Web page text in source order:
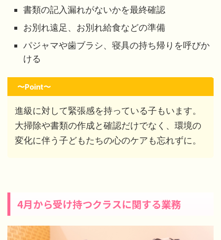
書類の記入漏れがないかを最終確認
お別れ遠足、お別れ給食などの準備
パジャマや歯ブラシ、寝具の持ち帰りを呼びか
ける
〜Point〜
進級に対して緊張感を持っている子もいます。
大掃除や書類の作成と確認だけでなく、環境の
変化に伴う子どもたちの心のケアも忘れずに。
4月から受け持つクラスに関する業務